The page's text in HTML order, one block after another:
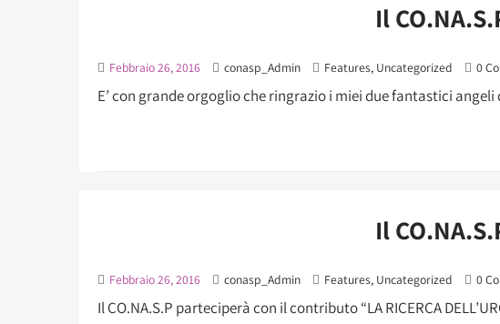
Il
Febbraio 26, 2016 conasp_Admin Features, Uncategorized 0
E’ con grande orgoglio che ringrazio i miei due fantastici
Il
Febbraio 26, 2016 conasp_Admin Features, Uncategorized 0
Il CO.NA.S.P parteciperà con il contributo “LA RICERCA